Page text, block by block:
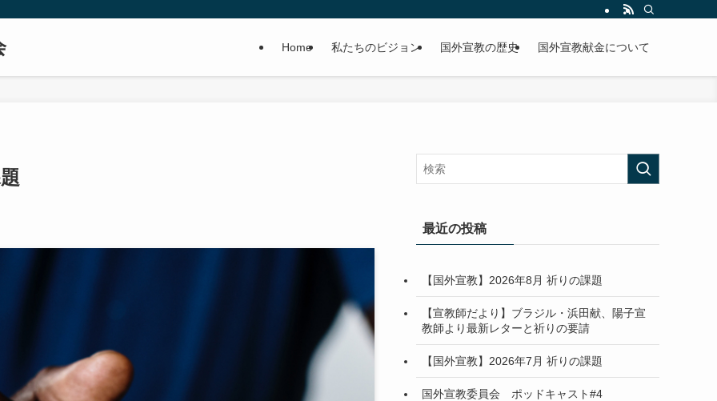
Home 私たちのビジョン 国外宣教の歴史 国外宣教献金について
最近の投稿
【国外宣教】2026年8月 祈りの課題
【宣教師だより】ブラジル・浜田献、陽子宣
教師より最新レターと祈りの要請
【国外宣教】2026年7月 祈りの課題
国外宣教委員会 ポッドキャスト#4